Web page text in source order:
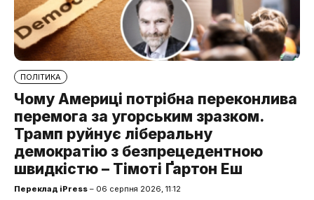
ПОЛІТИКА
Чому Америці потрібна переконлива
перемога за угорським зразком.
Трамп руйнує ліберальну
демократію з безпрецедентною
швидкістю – Тімоті Ґартон Еш
Переклад iPress – 06 серпня 2026, 11:12